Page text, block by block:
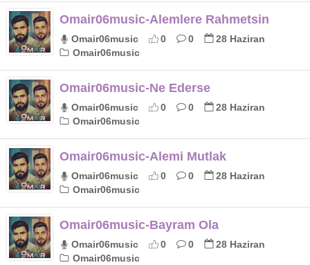
Omair06music-Alemlere Rahmetsin
Omair06music 0 0
28 Haziran
Omair06music
Omair06music-Ne Ederse
Omair06music 0 0
28 Haziran
Omair06music
Omair06music-Alemi Mutlak
Omair06music 0 0
28 Haziran
Omair06music
Omair06music-Bayram Ola
Omair06music 0 0
28 Haziran
Omair06music